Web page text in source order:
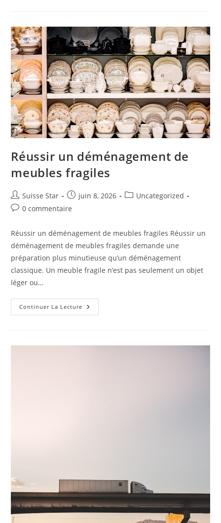
Réussir un déménagement de
meubles fragiles
Auteur/autrice
de
Suisse Star
Publication
publiée :
juin 8, 2026
PostUncategorized
Commentaires
la
0 commentaire
Réussir un déménagement de meubles fragiles Réussir un
déménagement de meubles fragiles demande une
préparation plus minutieuse qu’un déménagement
classique. Un meuble fragile n’est pas seulement un objet
léger ou…
Continuer La Lecture Réussir
Un